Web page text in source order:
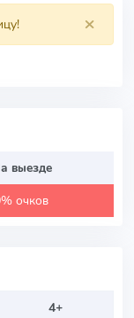
×
выезде
очков
4+